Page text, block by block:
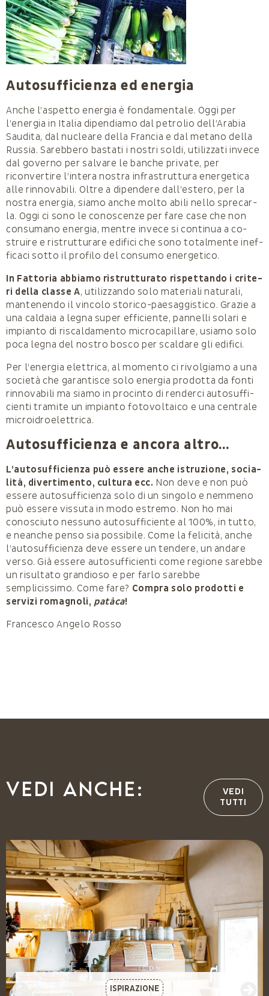
Autosufficienza ed energia
Anche l’aspetto energia è fondamentale. Oggi per
l’energia in Italia dipendiamo dal petrolio dell’Ara­bia
Saudita, dal nucleare della Francia e dal metano della
Russia. Sarebbero bastati i nostri soldi, utilizzati invece
dal governo per salvare le banche private, per
riconvertire l’intera nostra infrastruttura energetica
alle rinnovabili. Oltre a dipendere dall’estero, per la
nostra energia, siamo anche molto abili nello sprecar­
la. Oggi ci sono le conoscenze per fare case che non
consumano energia, mentre invece si continua a co­
struire e ristrutturare edifici che sono totalmente inef­
ficaci sotto il profilo del consumo energetico.
In Fattoria abbiamo ristrutturato rispettando i crite­
ri della classe A, utilizzando solo materiali naturali,
mantenendo il vincolo storico-paesaggistico. Grazie a
una caldaia a legna super efficiente, pannelli solari e
impianto di riscaldamento microcapillare, usiamo solo
poca legna del nostro bosco per scaldare gli edifici.
Per l’energia elettrica, al momento ci rivolgiamo a una
società che garantisce solo energia prodotta da fonti
rinnovabili ma siamo in procinto di renderci autosuffi­
cienti tramite un impianto fotovoltaico e una centrale
microidroelettrica.
Autosufficienza e ancora altro…
L’autosufficienza può essere anche istruzione, socia­
lità, divertimento, cultura ecc. Non deve e non può
essere autosufficienza solo di un singolo e nemmeno
può essere vissuta in modo estremo. Non ho mai
conosciuto nessuno autosufficiente al 100%, in tutto,
e neanche penso sia possibile. Come la felicità, anche
l’autosufficienza deve essere un tende­re, un andare
verso. Già essere autosufficienti come regione sarebbe
un risultato grandioso e per farlo sarebbe
semplicissimo. Come fare? Compra solo prodotti e
servizi roma­gnoli, patàca!
Francesco Angelo Rosso
Vedi anche:
VEDI
TUTTI
ISPIRAZIONE